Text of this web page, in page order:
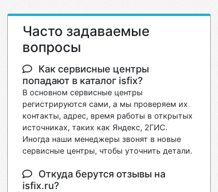
Часто задаваемые
вопросы
Как сервисные центры
попадают в каталог isfix?
В основном сервисные центры
регистрируются сами, а мы проверяем их
контакты, адрес, время работы в открытых
источниках, таких как Яндекс, 2ГИС.
Иногда наши менеджеры звонят в новые
сервисные центры, чтобы уточнить детали.
Откуда берутся отзывы на
isfix.ru?